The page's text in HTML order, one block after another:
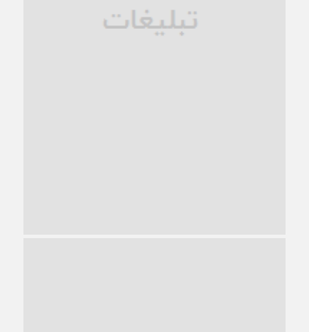
ترجیح عقلانیت ایرانی بر دیدگاه‌های آخرالزمانی